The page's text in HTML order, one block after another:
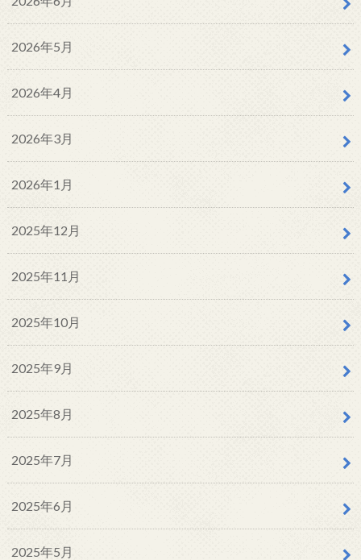
2026年5月
2026年4月
2026年3月
2026年1月
2025年12月
2025年11月
2025年10月
2025年9月
2025年8月
2025年7月
2025年6月
2025年5月